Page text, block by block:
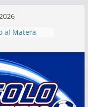
al Matera
1933 al via
per un
col
sogna
di fatto